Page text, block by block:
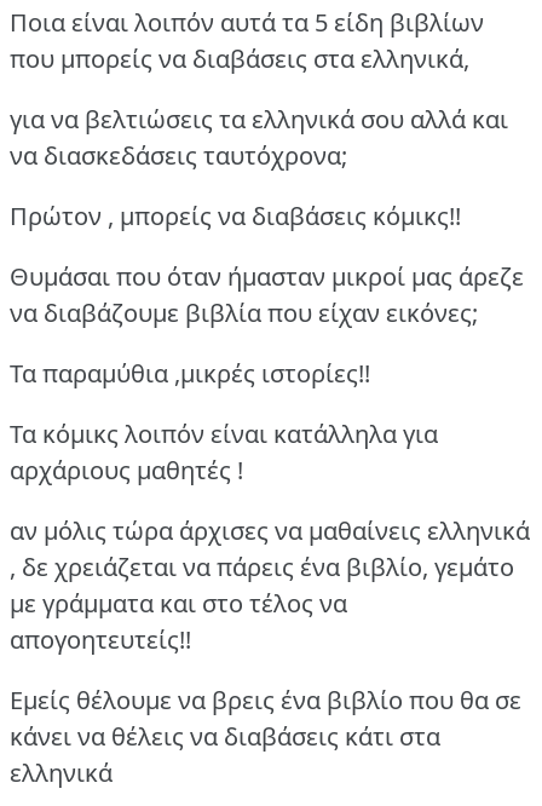
Ποια είναι λοιπόν αυτά τα 5 είδη βιβλίων
που μπορείς να διαβάσεις στα ελληνικά,
για να βελτιώσεις τα ελληνικά σου αλλά και
να διασκεδάσεις ταυτόχρονα;
Πρώτον , μπορείς να διαβάσεις κόμικς!!
Θυμάσαι που όταν ήμασταν μικροί μας άρεζε
να διαβάζουμε βιβλία που είχαν εικόνες;
Τα παραμύθια ,μικρές ιστορίες!!
Τα κόμικς λοιπόν είναι κατάλληλα για
αρχάριους μαθητές !
αν μόλις τώρα άρχισες να μαθαίνεις ελληνικά
, δε χρειάζεται να πάρεις ένα βιβλίο, γεμάτο
με γράμματα και στο τέλος να
απογοητευτείς!!
Εμείς θέλουμε να βρεις ένα βιβλίο που θα σε
κάνει να θέλεις να διαβάσεις κάτι στα
ελληνικά